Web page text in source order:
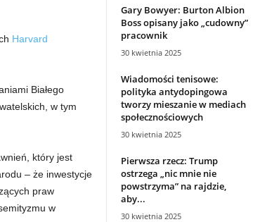
Harvard
Białego
w tym
który jest
– że inwestycje
praw
w
Gary Bowyer: Burton Albion
Boss opisany jako „cudowny”
pracownik
30 kwietnia 2025
Wiadomości tenisowe:
polityka antydopingowa
tworzy mieszanie w mediach
społecznościowych
30 kwietnia 2025
Pierwsza rzecz: Trump
ostrzega „nic mnie nie
powstrzyma” na rajdzie,
aby...
30 kwietnia 2025